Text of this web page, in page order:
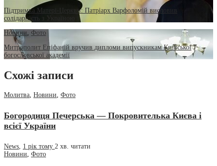
Підтримка Матері-Церкви: Патріарх Варфоломій висловив
солідарність з Україною
Новини
Фото
Митрополит Епіфаній вручив дипломи випускникам Київської
богословської академії
Схожі записи
Молитва, Новини, Фото
Богородиця Печерська — Покровителька Києва і
всієї України
News, 1 рік тому 2 хв. читати
Новини, Фото